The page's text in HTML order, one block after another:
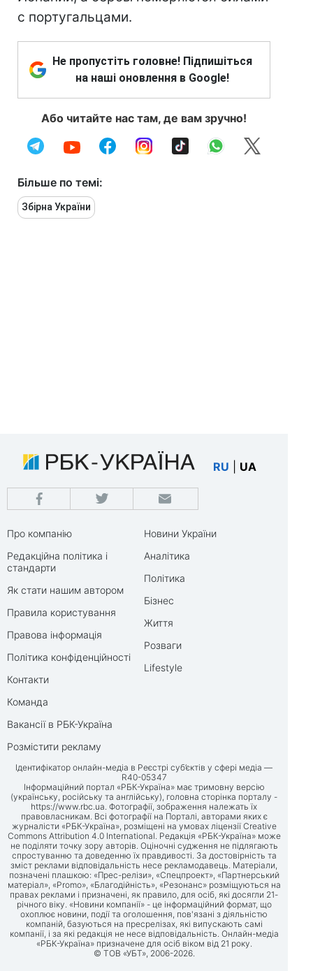
с португальцами.
Не пропустіть головне! Підпишіться
на наші оновлення в Google!
Або читайте нас там, де вам зручно!
Більше по темі:
Збірна України
RU UA
Про компанію
Редакційна політика і
стандарти
Як стати нашим автором
Правила користування
Правова інформація
Політика конфіденційності
Контакти
Команда
Вакансії в РБК-Україна
Розмістити рекламу
Новини України
Аналітика
Політика
Бізнес
Життя
Розваги
Lifestyle
Ідентифікатор онлайн-медіа в Реєстрі суб’єктів у сфері медіа —
R40-05347
Інформаційний портал «РБК-Україна» має тримовну версію
(українську, російську та англійську), головна сторінка порталу -
https://www.rbc.ua. Фотографії, зображення належать їх
правовласникам. Всі фотографії на Порталі, авторами яких є
журналісти «РБК-Україна», розміщені на умовах ліцензії Creative
Commons Attribution 4.0 International. Редакція «РБК-Україна» може
не поділяти точку зору авторів. Оціночні судження не підлягають
спростуванню та доведенню їх правдивості. За достовірність та
зміст реклами відповідальність несе рекламодавець. Матеріали,
позначені плашкою: «Прес-релізи», «Спецпроект», «Партнерський
матеріал», «Promo», «Благодійність», «Резонанс» розміщуються на
правах реклами і призначені, як правило, для осіб, які досягли 21-
річного віку. «Новини компанії» - це інформаційний формат, що
охоплює новини, події та оголошення, пов'язані з діяльністю
компаній, базуються на пресрелізах, які випускають самі
компанії, і за які редакція не несе відповідальність. Онлайн-медіа
«РБК-Україна» призначене для осіб віком від 21 року.
© ТОВ «УБТ», 2006-2026.